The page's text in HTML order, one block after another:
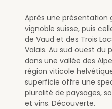
Après une présentation
vignoble suisse, puis
de Vaud et des Trois
Valais. Au sud ouest du
dans une vallée des
région viticole
superficie offre une
pluralité de paysages,
et vins. Découverte.